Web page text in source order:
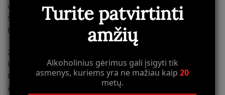
vynuogių klonai, kurie kitur pasaulyje jau nebeegzistuoja.
Šie genetiniai ištekliai yra neįkainojami regiono ateičiai ir
biologinei įvairovei.
2019 metais buvo pradėtas unikalus projektas „Priorat
Underground” – bendras kelių vyndarysčių iniciatyva, skirta
tunelių sistemai ištirti ir išsaugoti. Projekto metu buvo
atrasta, kad kai kuriose tunelių sekcijose natūraliai
Turite patvirtinti
amžių
Alkoholinius gėrimus gali įsigyti tik
asmenys, kuriems yra ne mažiau kaip20
metų.